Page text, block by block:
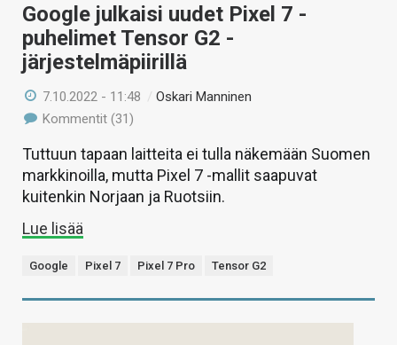
Google julkaisi uudet Pixel 7 -
puhelimet Tensor G2 -
järjestelmäpiirillä
7.10.2022 - 11:48 /Oskari Manninen
Kommentit (31)
Tuttuun tapaan laitteita ei tulla näkemään Suomen
markkinoilla, mutta Pixel 7 -mallit saapuvat
kuitenkin Norjaan ja Ruotsiin.
Lue lisää
Google Pixel 7 Pixel 7 Pro Tensor G2